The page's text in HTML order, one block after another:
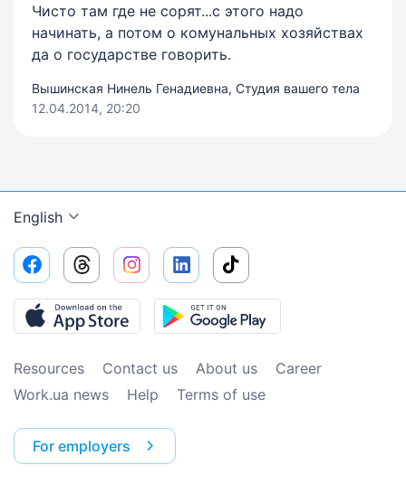
Чисто там где не сорят...с этого надо
начинать, а потом о комунальных хозяйствах
да о государстве говорить.
Вышинская Нинель Генадиевна, Студия вашего тела
12.04.2014, 20:20
English
Resources Contact us About us
Сareer
Work.ua news
Help Terms of use
For employers